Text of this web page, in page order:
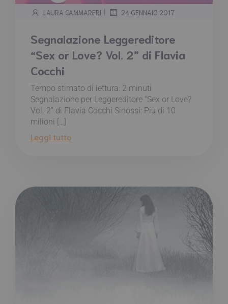
LAURA CAMMARERI | 24 GENNAIO 2017
Segnalazione Leggereditore
“Sex or Love? Vol. 2” di Flavia
Cocchi
Tempo stimato di lettura: 2 minuti
Segnalazione per Leggereditore “Sex or Love?
Vol. 2” di Flavia Cocchi Sinossi: Più di 10
milioni […]
Leggi tutto